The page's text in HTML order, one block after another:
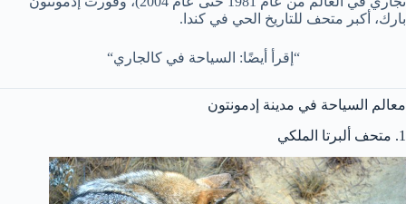
بارك، أكبر متحف للتاريخ الحي في كندا.
“إقرأ أيضًا: السياحة في كالجاري“
معالم السياحة في مدينة إدمونتون
1. متحف ألبرتا الملكي